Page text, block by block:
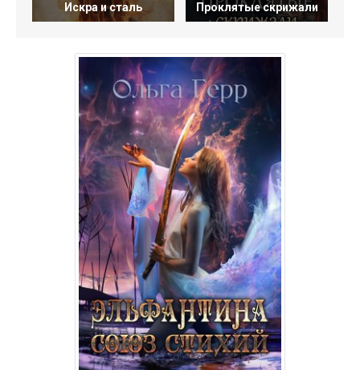
Искра и сталь Проклятые скрижали